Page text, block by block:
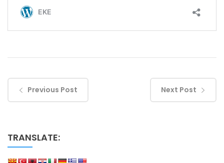
Previous Post Next Post
TRANSLATE: